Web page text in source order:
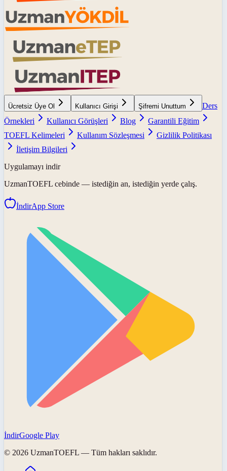
Ücretsiz Üye Ol Kullanıcı Girişi Şifremi Unuttum
Ders
Örnekleri
Kullanıcı Görüşleri Blog
Garantili Eğitim
TOEFL Kelimeleri
Kullanım Sözleşmesi
Gizlilik Politikası
İletişim Bilgileri
Uygulamayı indir
UzmanTOEFL cebinde — istediğin an, istediğin yerde çalış.
İndirApp Store
İndirGoogle Play
© 2026 UzmanTOEFL — Tüm hakları saklıdır.